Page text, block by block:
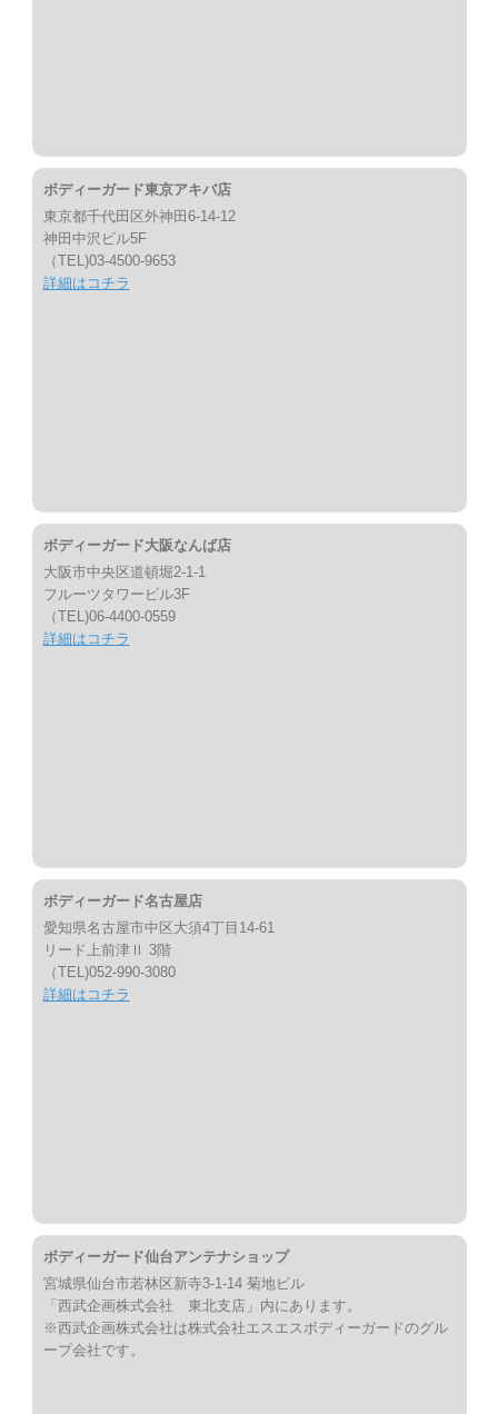
ボディーガード東京アキバ店
東京都千代田区外神田6-14-12
神田中沢ビル5F
（TEL)03-4500-9653
詳細はコチラ
ボディーガード大阪なんば店
大阪市中央区道頓堀2-1-1
フルーツタワービル3F
（TEL)06-4400-0559
詳細はコチラ
ボディーガード名古屋店
愛知県名古屋市中区大須4丁目14-61
リード上前津Ⅱ 3階
（TEL)052-990-3080
詳細はコチラ
ボディーガード仙台アンテナショップ
宮城県仙台市若林区新寺3-1-14 菊地ビル
「西武企画株式会社 東北支店」内にあります。
※西武企画株式会社は株式会社エスエスボディーガードのグル
ープ会社です。